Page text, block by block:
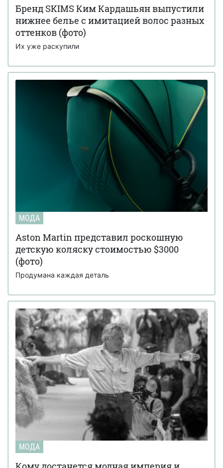
Бренд SKIMS Ким Кардашьян выпустили
нижнее белье с имитацией волос разных
оттенков (фото)
Их уже раскупили
МОДА
Aston Martin представил роскошную
детскую коляску стоимостью $3000
(фото)
Продумана каждая деталь
МОДА